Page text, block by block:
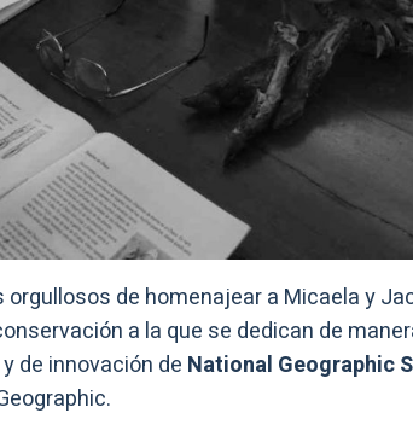
orgullosos de homenajear a Micaela y
a la que se dedican de
de innovación de National Geographic